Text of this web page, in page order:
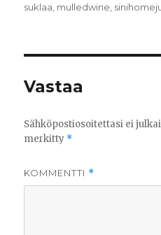
suklaa mulledwine
Vastaa
Sähköpostiosoitettasi ei
merkitty *
KOMMENTTI *